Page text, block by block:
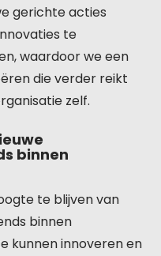
gerichte acties
te
waardoor we een
die verder reikt
zelf.
binnen
te blijven van
binnen
kunnen innoveren en